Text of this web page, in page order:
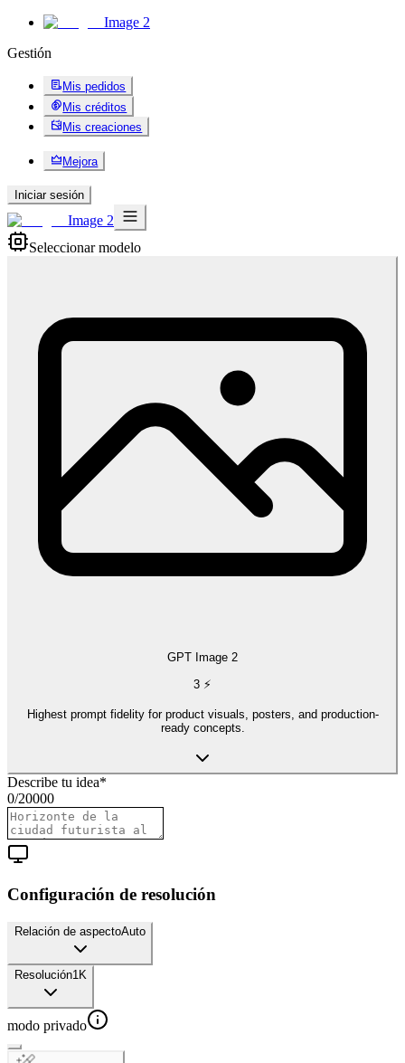
Image 2
Gestión
Mis pedidos
Mis créditos
Mis creaciones
Mejora
Iniciar sesión
Image 2
Seleccionar modelo
GPT Image 2
3 ⚡
Highest prompt fidelity for product visuals, posters, and production-
ready concepts.
Describe tu idea*
0/20000
Configuración de resolución
Relación de aspectoAuto
Resolución1K
modo privado